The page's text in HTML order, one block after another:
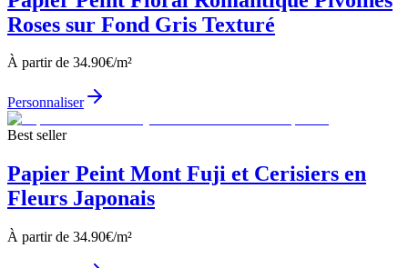
Roses sur Fond Gris Texturé
À partir de 34.90€/m²
Personnaliser
Best seller
Papier Peint Mont Fuji et Cerisiers en
Fleurs Japonais
À partir de 34.90€/m²